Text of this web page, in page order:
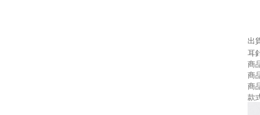
出
耳
商
商
商
款